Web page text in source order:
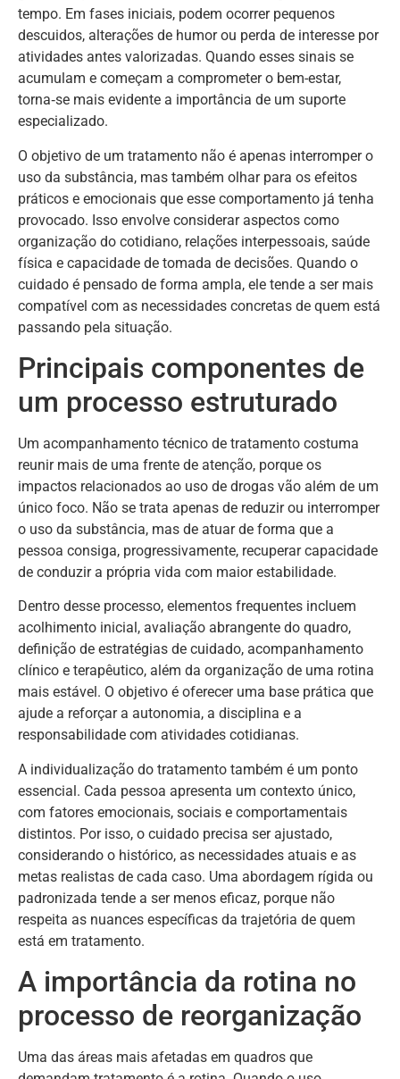
tempo. Em fases iniciais, podem ocorrer pequenos
descuidos, alterações de humor ou perda de interesse por
atividades antes valorizadas. Quando esses sinais se
acumulam e começam a comprometer o bem-estar,
torna‑se mais evidente a importância de um suporte
especializado.
O objetivo de um tratamento não é apenas interromper o
uso da substância, mas também olhar para os efeitos
práticos e emocionais que esse comportamento já tenha
provocado. Isso envolve considerar aspectos como
organização do cotidiano, relações interpessoais, saúde
física e capacidade de tomada de decisões. Quando o
cuidado é pensado de forma ampla, ele tende a ser mais
compatível com as necessidades concretas de quem está
passando pela situação.
Principais componentes de
um processo estruturado
Um acompanhamento técnico de tratamento costuma
reunir mais de uma frente de atenção, porque os
impactos relacionados ao uso de drogas vão além de um
único foco. Não se trata apenas de reduzir ou interromper
o uso da substância, mas de atuar de forma que a
pessoa consiga, progressivamente, recuperar capacidade
de conduzir a própria vida com maior estabilidade.
Dentro desse processo, elementos frequentes incluem
acolhimento inicial, avaliação abrangente do quadro,
definição de estratégias de cuidado, acompanhamento
clínico e terapêutico, além da organização de uma rotina
mais estável. O objetivo é oferecer uma base prática que
ajude a reforçar a autonomia, a disciplina e a
responsabilidade com atividades cotidianas.
A individualização do tratamento também é um ponto
essencial. Cada pessoa apresenta um contexto único,
com fatores emocionais, sociais e comportamentais
distintos. Por isso, o cuidado precisa ser ajustado,
considerando o histórico, as necessidades atuais e as
metas realistas de cada caso. Uma abordagem rígida ou
padronizada tende a ser menos eficaz, porque não
respeita as nuances específicas da trajetória de quem
está em tratamento.
A importância da rotina no
processo de reorganização
Uma das áreas mais afetadas em quadros que